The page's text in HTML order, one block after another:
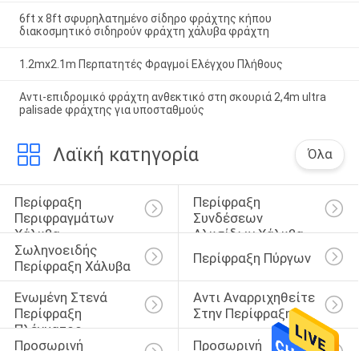
6ft x 8ft σφυρηλατημένο σίδηρο φράχτης κήπου
διακοσμητικό σιδηρούν φράχτη χάλυβα φράχτη
1.2mx2.1m Περπατητές Φραγμοί Ελέγχου Πλήθους
Αντι-επιδρομικό φράχτη ανθεκτικό στη σκουριά 2,4m ultra
palisade φράχτης για υποσταθμούς
Λαϊκή κατηγορία Όλα
Περίφραξη
Περιφραγμάτων
Χάλυβα
Περίφραξη
Συνδέσεων
Αλυσίδων Χάλυβα
Σωληνοειδής
Περίφραξη Χάλυβα
Περίφραξη Πύργων
Ενωμένη Στενά
Περίφραξη
Πλέγματος
Καλωδίων
Αντι Αναρριχηθείτε
Στην Περίφραξη
Προσωρινή
Προσωρινή